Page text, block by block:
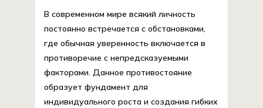
В современном мире всякий личность
постоянно встречается с обстановками,
где обычная уверенность включается в
противоречие с непредсказуемыми
факторами. Данное противостояние
образует фундамент для
индивидуального роста и создания гибких